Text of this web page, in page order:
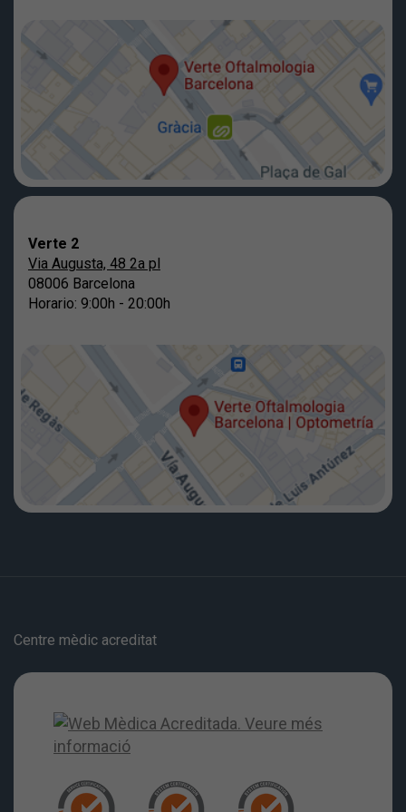
Verte 2
Via Augusta, 48 2a pl
08006 Barcelona
Horario: 9:00h - 20:00h
Centre mèdic acreditat